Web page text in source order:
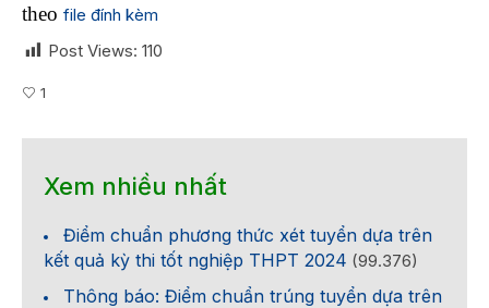
theo file đính kèm
Post Views: 110
1
Xem nhiều nhất
Điểm chuẩn phương thức xét tuyển dựa trên
kết quả kỳ thi tốt nghiệp THPT 2024 (99.376)
Thông báo: Điểm chuẩn trúng tuyển dựa trên